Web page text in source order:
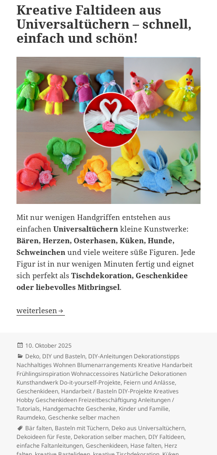
Kreative Faltideen aus
Universaltüchern – schnell,
einfach und schön!
Mit nur wenigen Handgriffen entstehen aus
einfachenUniversaltüchern kleine Kunstwerke:
Bären, Herzen, Osterhasen, Küken, Hunde,
Schweinchen und viele weitere süße Figuren. Jede
Figur ist in nur wenigen Minuten fertig und eignet
sich perfekt alsTischdekoration, Geschenkidee
oder liebevolles Mitbringsel.
Kreative Faltideen aus Universaltüchern – schnell,
weiterlesen
Veröffentlicht
am
10. Oktober 2025
Kategorien
Deko, DIY und Basteln, DIY-Anleitungen Dekorationstipps
Nachhaltiges Wohnen Blumenarrangements Kreative Handarbeit
Frühlingsinspiration Wohnaccessoires Natürliche Dekorationen
Kunsthandwerk Do-it-yourself-Projekte, Feiern und Anlässe,
Geschenkideen, Handarbeit / Basteln DIY-Projekte Kreatives
Hobby Geschenkideen Freizeitbeschäftigung Anleitungen /
Tutorials, Handgemachte Geschenke, Kinder und Familie,
Raumdeko, Geschenke selber machen
Schlagwörter
Bär falten, Basteln mit Tüchern, Deko aus Universaltüchern,
Dekoideen für Feste, Dekoration selber machen, DIY Faltideen,
einfache Faltanleitungen,Geschenkideen, Hase falten, Herz